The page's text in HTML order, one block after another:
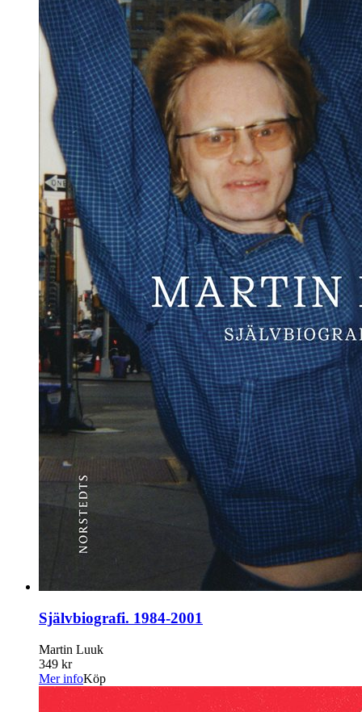
Självbiografi. 1984-2001
Martin Luuk
349 kr
Mer infoKöp